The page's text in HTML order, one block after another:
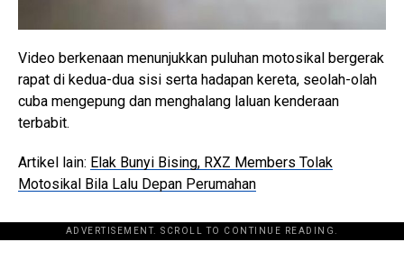
Video berkenaan menunjukkan puluhan motosikal bergerak
rapat di kedua-dua sisi serta hadapan kereta, seolah-olah
cuba mengepung dan menghalang laluan kenderaan
terbabit.
Artikel lain: Elak Bunyi Bising, RXZ Members Tolak
Motosikal Bila Lalu Depan Perumahan
ADVERTISEMENT. SCROLL TO CONTINUE READING.